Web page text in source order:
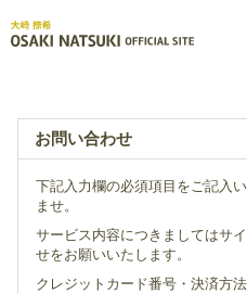
お問い合わせ
下記入力欄の必須項目をご記入
ませ。
サービス内容につきましてはサ
せをお願いいたします。
クレジットカード番号・決済方